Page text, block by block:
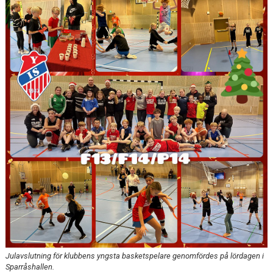
DOKUMENT
KONTAKT
Julavslutning för klubbens yngsta basketspelare genomfördes på lördagen i
Sparråshallen.